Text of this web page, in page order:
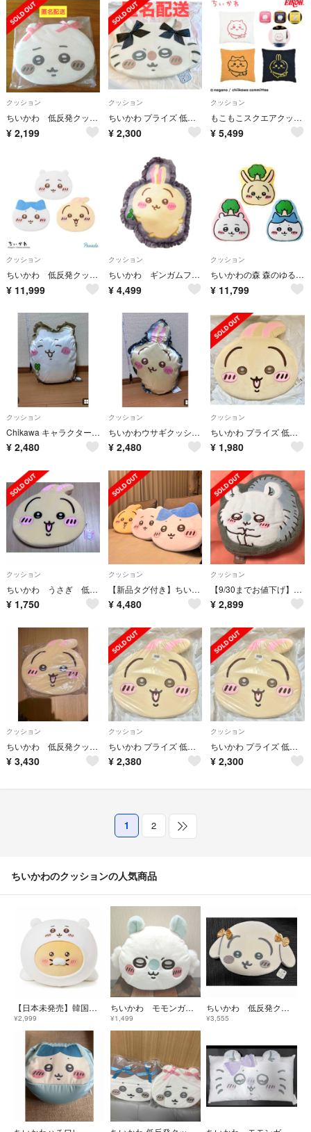
クッション
ちいかわ 低反発クッション
¥ 2,199
クッション
ちいかわ プライズ 低反発 クッション リボン モモンガ
¥ 2,300
クッション
もこもこスクエアクッション ちいかわ ハチワレ うさぎ ボア プライズ 景品
¥ 5,499
クッション
ちいかわ 低反発クッション ハチワレ うさぎ フェイス 顔型 ギフト プライズ
¥ 11,999
クッション
ちいかわ ギンガムフリルクッション うさぎ プライズ インテリア サテン生地
¥ 4,499
クッション
ちいかわの森 森のゆるカットクッション ちいかわ ハチワレ うさぎ フェイス 顔
¥ 11,799
クッション
Chikawa キャラクタークッション
¥ 2,480
クッション
ちいかわウサギクッション Chikawa 30cm
¥ 2,480
クッション
ちいかわ プライズ 低反発クッション うさぎ
¥ 1,980
クッション
ちいかわ うさぎ 低反発クッション 新品
¥ 1,750
クッション
【新品タグ付き】ちいかわ ハチワレ うさぎ 低反発クッション 3点セット
¥ 4,480
クッション
【9/30までお値下げ】ちいかわ もこもこダイカットクッション モモンガ
¥ 2,899
クッション
ちいかわ 低反発クッション うさぎ
¥ 3,430
クッション
ちいかわ プライズ 低反発クッション うさぎ
¥ 2,380
クッション
ちいかわ プライズ 低反発クッション うさぎ
¥ 2,300
1 2
ちいかわのクッションの人気商品
【日本未発売】韓国限定 ちいかわ カカオフレンズ コラボ チュンシク 抱き枕
¥2,999
ちいかわ モモンガ ドームクッション
¥1,499
ちいかわ 低反発クッション 〜リボン〜 うさぎ
¥3,555